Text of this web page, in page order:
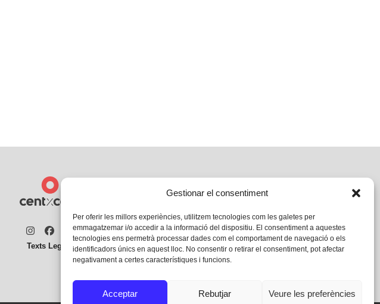
Gestionar el consentiment
Per oferir les millors experiències, utilitzem tecnologies com les galetes per
emmagatzemar i/o accedir a la informació del dispositiu. El consentiment a aquestes
tecnologies ens permetrà processar dades com el comportament de navegació o els
identificadors únics en aquest lloc. No consentir o retirar el consentiment, pot afectar
negativament a certes característiques i funcions.
Acceptar Rebutjar Veure les preferències
Instagram
Facebook
Twitter
Texts Legals